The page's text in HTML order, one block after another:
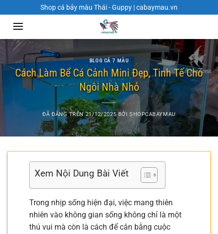
đến
dung
Shop cá bảy màu Thái - Guppy | cabaymau.vn
BLOG CÁ 7 MÀU
Cách Làm Bể Cá Cảnh Mini Đẹp, Tinh Tế Cho
Ngôi Nhà Nhỏ
ĐÃ ĐĂNG TRÊN21/12/2025 BỞI SHOPCABAYMAU
Xem Nội Dung Bài Viết
Trong nhịp sống hiện đại, việc mang thiên
nhiên vào không gian sống không chỉ là một
thú vui mà còn là cách để cân bằng cuộc